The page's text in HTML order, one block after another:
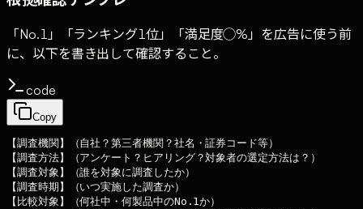
「No.1」「ランキング1位」「満足度◯%」を広告に使う前
に、以下を書き出して確認すること。
code
Copy
【調査機関】（自社？第三者機関？社名・証券コード等）
【調査方法】（アンケート？ヒアリング？対象者の選定方法は？）
【調査対象】（誰を対象に調査したか）
【調査時期】（いつ実施した調査か）
【比較対象】（何社中・何製品中のNo.1か）